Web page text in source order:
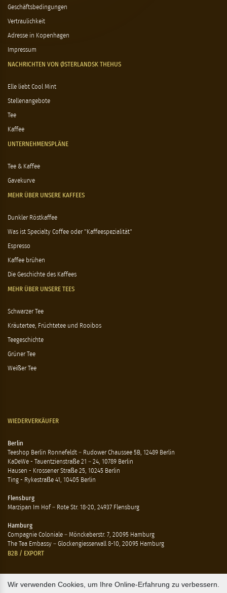
Geschäftsbedingungen
Vertraulichkeit
Adresse in Kopenhagen
Impressum
NACHRICHTEN VON ØSTERLANDSK THEHUS
Elle liebt Cool Mint
Stellenangebote
Tee
Kaffee
UNTERNEHMENSPLÄNE
Tee & Kaffee
Gavekurve
MEHR ÜBER UNSERE KAFFEES
Dunkler Röstkaffee
Was ist Specialty Coffee oder "Kaffeespezialität"
Espresso
Kaffee brühen
Die Geschichte des Kaffees
MEHR ÜBER UNSERE TEES
Schwarzer Tee
Kräutertee, Früchtetee und Rooibos
Teegeschichte
Grüner Tee
Weißer Tee
WIEDERVERKÄUFER
Berlin
Teeshop Berlin Ronnefeldt – Rudower Chaussee 5B, 12489 Berlin
KaDeWe - Tauentzienstraße 21 – 24, 10789 Berlin
Hausen - Krossener Straße 25, 10245 Berlin
Ting - Rykestraße 41, 10405 Berlin
Flensburg
Marzipan Im Hof – Rote Str. 18-20, 24937 Flensburg
Hamburg
Compagnie Coloniale – Mönckeberstr. 7, 20095 Hamburg
The Tea Embassy – Glockengiesserwall 8-10, 20095 Hamburg
B2B / EXPORT
Wir verwenden Cookies, um Ihre Online-Erfahrung zu verbessern.